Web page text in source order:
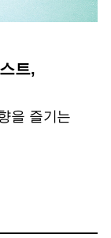
트,
을 즐기는